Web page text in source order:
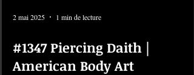
2 mai 2025 1 min de lecture